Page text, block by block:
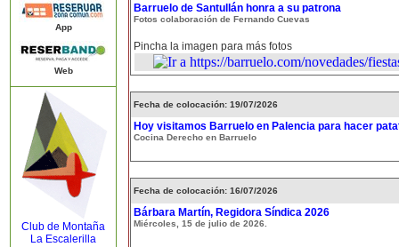
App
Web
Club de Montaña
La Escalerilla
Barruelo de Santullán honra a su patrona
Fotos colaboración de Fernando Cuevas
Pincha la imagen para más fotos
Fecha de colocación: 19/07/2026
Hoy visitamos Barruelo en Palencia para hacer
Cocina Derecho en Barruelo
Fecha de colocación: 16/07/2026
Bárbara Martín, Regidora Síndica 2026
Miércoles, 15 de julio de 2026.